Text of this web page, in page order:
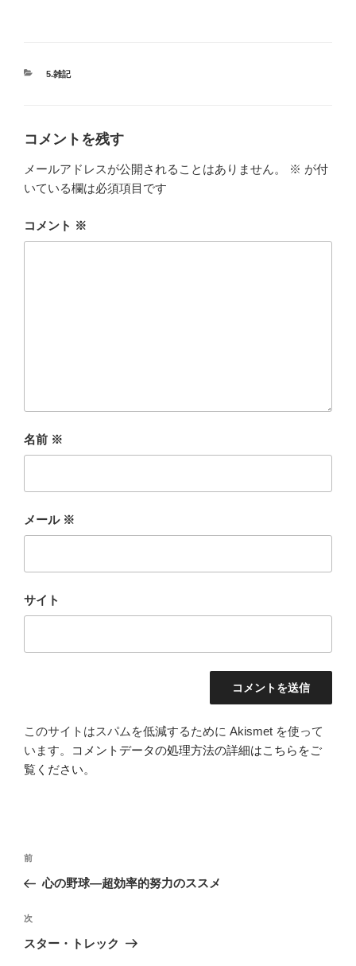
カ
5.雑記
コメントを残す
メールアドレスが公開されることはありません。 ※ が付
いている欄は必須項目です
コメント ※
名前 ※
メール ※
サイト
このサイトはスパムを低減するために Akismet を使って
います。
コメントデータの処理方法の詳細はこちらをご
覧ください。
投
ナ
ビ
ゲ
前
の
稿
前
心の野球―超効率的努力のススメ
次
の
次
スター・トレック